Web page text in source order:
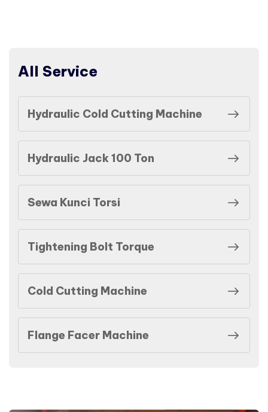
All Service
Hydraulic Cold Cutting Machine
Hydraulic Jack 100 Ton
Sewa Kunci Torsi
Tightening Bolt Torque
Cold Cutting Machine
Flange Facer Machine